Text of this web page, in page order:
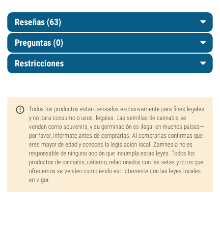
Reseñas (63)
Preguntas (0)
Restricciones
Todos los productos están pensados exclusivamente para fines legales
y no para consumo o usos ilegales. Las semillas de cannabis se
venden como souvenirs, y su germinación es ilegal en muchos países—
por favor, infórmate antes de comprarlas. Al comprarlas confirmas que
eres mayor de edad y conoces la legislación local. Zamnesia no es
responsable de ninguna acción que incumpla estas leyes. Todos los
productos de cannabis, cáñamo, relacionados con las setas y otros que
ofrecemos se venden cumpliendo estrictamente con las leyes locales
en vigor.